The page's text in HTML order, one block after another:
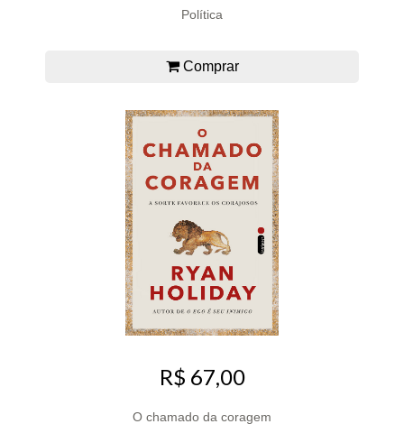
Política
Comprar
R$ 67,00
O chamado da coragem